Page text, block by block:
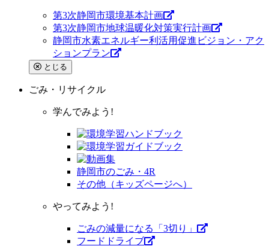
第3次静岡市環境基本計画
第3次静岡市地球温暖化対策実行計画
静岡市水素エネルギー利活用促進ビジョン・アク
ションプラン
とじる
ごみ・リサイクル
学んでみよう!
静岡市のごみ・4R
その他（キッズページへ）
やってみよう!
ごみの減量になる「3切り」
フードドライブ